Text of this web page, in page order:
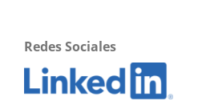
Redes Sociales